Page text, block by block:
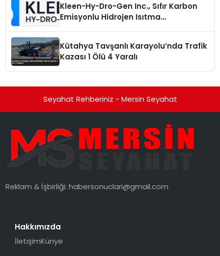
Kleen-Hy-Dro-Gen Inc., Sıfır Karbon
Emisyonlu Hidrojen Isıtma
Kütahya Tavşanlı Karayolu’nda Trafik
Kazası 1 Ölü 4 Yaralı
Seyahat Rehberiniz - Mersin Seyahat
Reklam & İşbirliği:habersonuclari@gmail.com
Hakkımızda
İletişimKünye